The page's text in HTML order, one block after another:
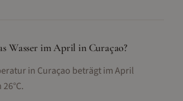
Wasser im April in Curaçao?
in Curaçao beträgt im April